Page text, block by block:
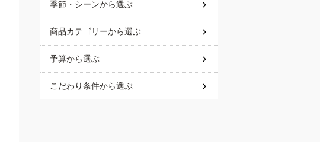
季節・シーンから選ぶ
商品カテゴリーから選ぶ
予算から選ぶ
こだわり条件から選ぶ